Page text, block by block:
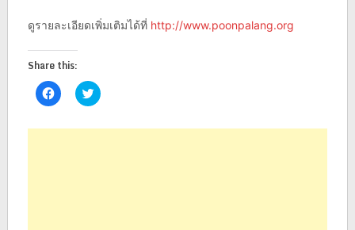
ดูรายละเอียดเพิ่มเติมได้ที่ http://www.poonpalang.org
Share this:
Click
to
Facebook
Click
to
Twitter